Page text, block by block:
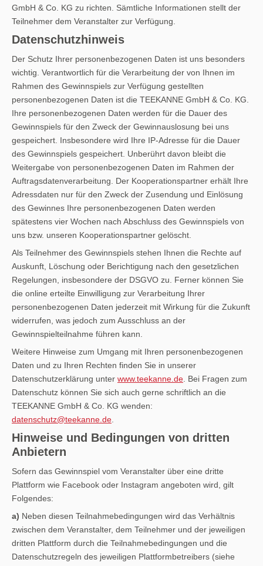
GmbH & Co. KG zu richten. Sämtliche Informationen stellt der
Teilnehmer dem Veranstalter zur Verfügung.
Datenschutzhinweis
Der Schutz Ihrer personenbezogenen Daten ist uns besonders
wichtig. Verantwortlich für die Verarbeitung der von Ihnen im
Rahmen des Gewinnspiels zur Verfügung gestellten
personenbezogenen Daten ist die TEEKANNE GmbH & Co. KG.
Ihre personenbezogenen Daten werden für die Dauer des
Gewinnspiels für den Zweck der Gewinnauslosung bei uns
gespeichert. Insbesondere wird Ihre IP-Adresse für die Dauer
des Gewinnspiels gespeichert. Unberührt davon bleibt die
Weitergabe von personenbezogenen Daten im Rahmen der
Auftragsdatenverarbeitung. Der Kooperationspartner erhält Ihre
Adressdaten nur für den Zweck der Zusendung und Einlösung
des Gewinnes Ihre personenbezogenen Daten werden
spätestens vier Wochen nach Abschluss des Gewinnspiels von
uns bzw. unseren Kooperationspartner gelöscht.
Als Teilnehmer des Gewinnspiels stehen Ihnen die Rechte auf
Auskunft, Löschung oder Berichtigung nach den gesetzlichen
Regelungen, insbesondere der DSGVO zu. Ferner können Sie
die online erteilte Einwilligung zur Verarbeitung Ihrer
personenbezogenen Daten jederzeit mit Wirkung für die Zukunft
widerrufen, was jedoch zum Ausschluss an der
Gewinnspielteilnahme führen kann.
Weitere Hinweise zum Umgang mit Ihren personenbezogenen
Daten und zu Ihren Rechten finden Sie in unserer
Datenschutzerklärung unter www.teekanne.de . Bei Fragen zum
Datenschutz können Sie sich auch gerne schriftlich an die
TEEKANNE GmbH & Co. KG wenden:
datenschutz@teekanne.de
Hinweise und Bedingungen von dritten
Anbietern
Sofern das Gewinnspiel vom Veranstalter über eine dritte
Plattform wie Facebook oder Instagram angeboten wird, gilt
Folgendes:
a) Neben diesen Teilnahmebedingungen wird das Verhältnis
zwischen dem Veranstalter, dem Teilnehmer und der jeweiligen
dritten Plattform durch die Teilnahmebedingungen und die
Datenschutzregeln des jeweiligen Plattformbetreibers (siehe